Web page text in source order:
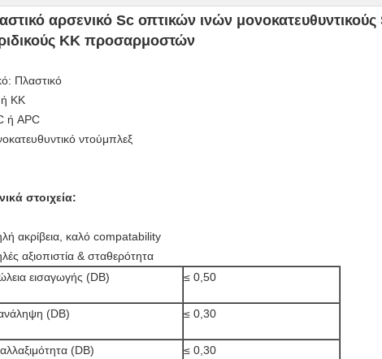
αρσενικό Sc οπτικών ινών
ΚΚ προσαρμοστών
Πλαστικό
ΚΚ
ή APC
ντούμπλεξ
στοιχεία:
ακρίβεια, καλό compatability
αξιοπιστία & σταθερότητα
εισαγωγής (DB)
≤ 0,50
(DB) ≤ 0,30
(DB) ≤ 0,30